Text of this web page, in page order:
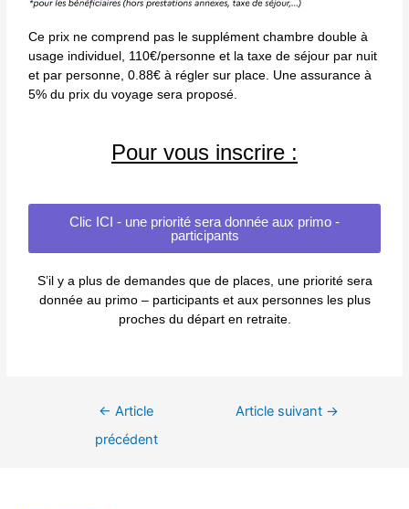
Ce prix ne comprend pas le supplément chambre double à
usage individuel, 110€/personne et la taxe de séjour par nuit
et par personne, 0.88€ à régler sur place. Une assurance à
5% du prix du voyage sera proposé.
Pour vous inscrire :
Clic ICI - une priorité sera donnée aux primo -
participants
S’il y a plus de demandes que de places, une priorité sera
donnée au primo – participants et aux personnes les plus
proches du départ en retraite.
← Article
précédent
Article suivant →